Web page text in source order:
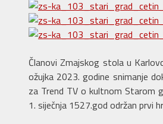
Članovi Zmajskog stola u
ožujka 2023. godine snimanje
za Trend TV o kultnom Starom
1. siječnja 1527.god održan prvi